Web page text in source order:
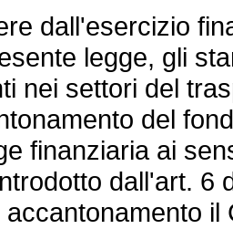
dall'esercizio
legge, gli
nei settori del
del
finanziaria ai
dall'art. 6